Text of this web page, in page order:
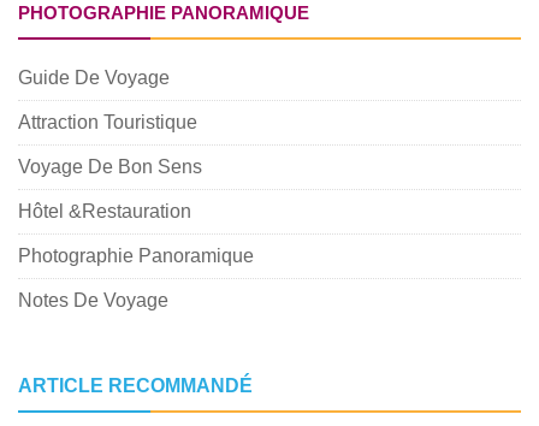
PHOTOGRAPHIE PANORAMIQUE
Guide De Voyage
Attraction Touristique
Voyage De Bon Sens
Hôtel &Restauration
Photographie Panoramique
Notes De Voyage
ARTICLE RECOMMANDÉ